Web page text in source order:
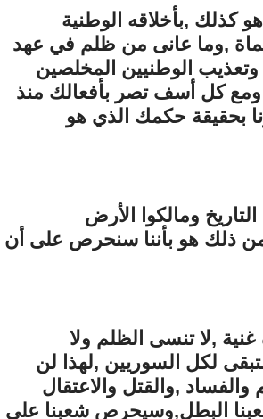
كذلك ,بأخلاقه الوطنية
,وما عانى من ظلم في عهد
الوطنيين المخلصين
ومع كل أسف تصر بأفعالك منذ
بحقيقة حكمك الذي هو
ومالكوا الأرض
من ذلك هو بأننا سنحرص على أن
,لا تنسى الظلم ولا
لكل السوريين ,لهذا لن
,والقتل والاعتقال
البطل,وسيحرص شعبنا على